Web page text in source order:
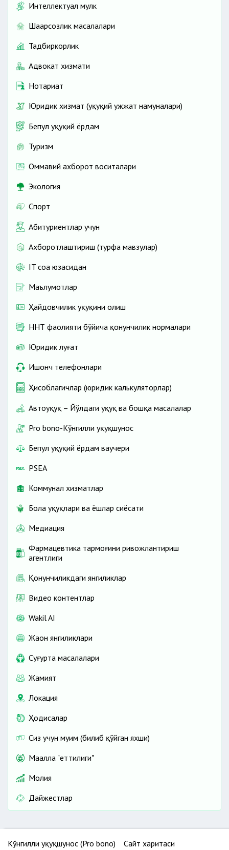
Интеллектуал мулк
Шаҳарсозлик масалалари
Тадбиркорлик
Адвокат хизмати
Нотариат
Юридик хизмат (ҳуқуқий ҳужжат намуналари)
Бепул ҳуқуқий ёрдам
Туризм
Оммавий ахборот воситалари
Экология
Спорт
Абитуриентлар учун
Ахборотлаштириш (турфа мавзулар)
IT соҳа юзасидан
Маълумотлар
Ҳайдовчилик ҳуқуқини олиш
ННТ фаолияти бўйича қонунчилик нормалари
Юридик луғат
Ишонч телефонлари
Ҳисоблагичлар (юридик калькуляторлар)
Автоҳуқуқ – Йўлдаги ҳуқуқ ва бошқа масалалар
Pro bono-Кўнгилли ҳуқуқшунос
Бепул ҳуқуқий ёрдам ваучери
PSEA
Коммунал хизматлар
Бола ҳуқуқлари ва ёшлар сиёсати
Медиация
Фармацевтика тармоғини ривожлантириш
агентлиги
Қонунчиликдаги янгиликлар
Видео контентлар
Wakil AI
Жаҳон янгиликлари
Cуғурта масалалари
Жамият
Локация
Ҳодисалар
Сиз учун муҳим (билиб қўйган яхши)
Маҳалла "еттилиги"
Молия
Дайжестлар
Кўнгилли ҳуқуқшунос (Pro bono) Сайт харитаси